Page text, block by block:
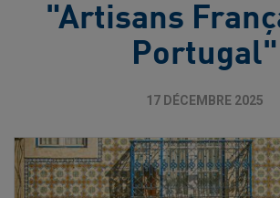
"Artisans
Portugal"
17 DÉCEMBRE 2025